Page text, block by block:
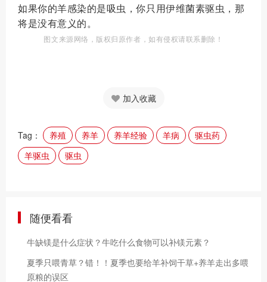
如果你的羊感染的是吸虫，你只用伊维菌素驱虫，那
将是没有意义的。
图文来源网络，版权归原作者，如有侵权请联系删除！
加入收藏
Tag： 养殖 养羊 养羊经验 羊病
驱虫药
羊驱虫
驱虫
随便看看
牛缺镁是什么症状？牛吃什么食物可以补镁元素？
夏季只喂青草？错！！夏季也要给羊补饲干草+养羊走出多喂
原粮的误区